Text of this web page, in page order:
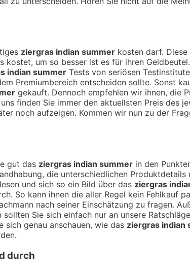
ziergras indian summer kosten darf.
kostet, um so besser ist es für ihren
indian summer Tests von seriösen
Premiumbereich entscheiden sollte. Sonst
gekauft. Dennoch empfehlen wir ihnen, die
finden Sie immer den aktuellsten Preis des
noch aufzeigen. Kommen wir nun zu der
gut das ziergras indian summer in den
die unterschiedlichen
und sich so ein Bild über das ziergras
So kann ihnen die aller Regel kein Fehlkauf
nach seiner Einschätzung zu fragen.
Sie sich einfach nur an unsere
sich genau anschauen, wie das ziergras indian
durch